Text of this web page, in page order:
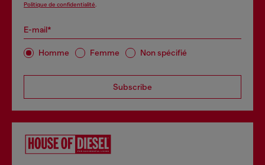
Politique de confidentialité
E-mail*
Homme Femme Non spécifié
Subscribe